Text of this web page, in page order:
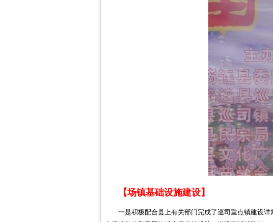
【场镇基础设施建设】
一是积极配合县上有关部门完成了巡司重点镇建设